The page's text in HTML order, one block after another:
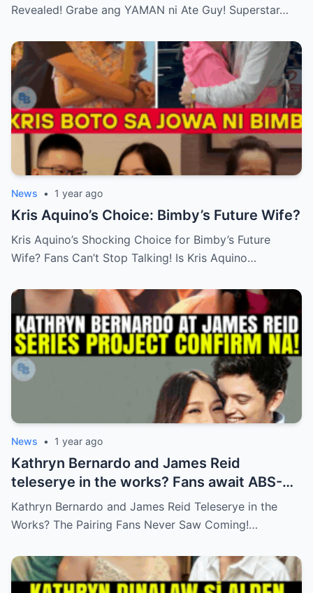
Revealed! Grabe ang YAMAN ni Ate Guy! Superstar…
News • 1 year ago
Kris Aquino’s Choice: Bimby’s Future Wife?
Kris Aquino’s Shocking Choice for Bimby’s Future
Wife? Fans Can’t Stop Talking! Is Kris Aquino…
News • 1 year ago
Kathryn Bernardo and James Reid
teleserye in the works? Fans await ABS-
CBN’s official reveal
Kathryn Bernardo and James Reid Teleserye in the
Works? The Pairing Fans Never Saw Coming!…